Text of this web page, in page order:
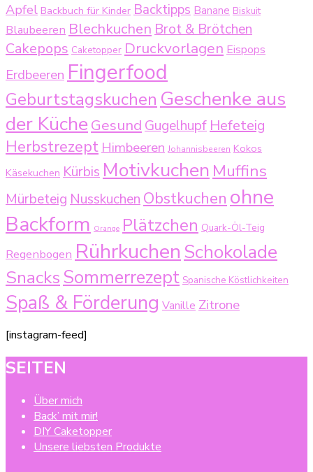
Apfel Backbuch für Kinder Backtipps Banane Biskuit
Blaubeeren BlechkuchenBrot & Brötchen
Cakepops Caketopper Druckvorlagen Eispops
Erdbeeren Fingerfood
Geburtstagskuchen Geschenke aus
der KücheGesundGugelhupfHefeteig
HerbstrezeptHimbeeren Johannisbeeren Kokos
Käsekuchen KürbisMotivkuchenMuffins
MürbeteigNusskuchenObstkuchen ohne
Backform Orange Plätzchen Quark-Öl-Teig
Regenbogen Rührkuchen Schokolade
SnacksSommerrezept Spanische Köstlichkeiten
Spaß & Förderung VanilleZitrone
[instagram-feed]
SEITEN
Über mich
Back’ mit mir!
DIY Caketopper
Unsere liebsten Produkte